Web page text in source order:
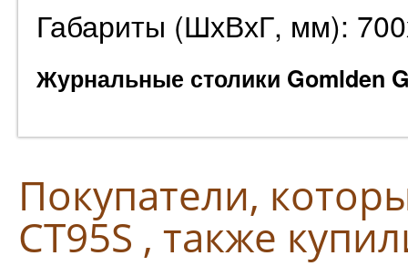
Габариты (ШхВхГ, мм):
Журнальные столики Gomlden
Покупатели,
СТ95S , также